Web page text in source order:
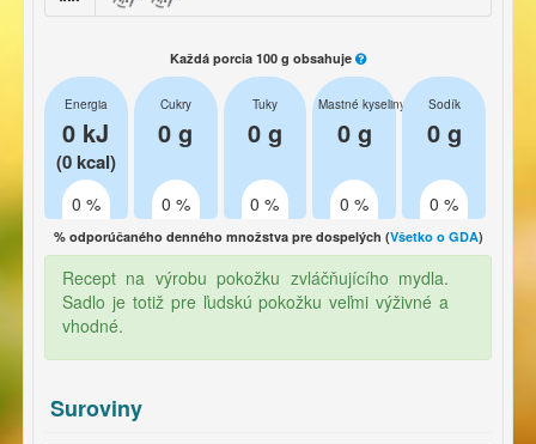
Každá porcia 100 g obsahuje
Energia
0 kJ
(0 kcal)
0 %
Cukry
0 g
0 %
Tuky
0 g
0 %
Mastné kyseliny
0 g
0 %
Sodík
0 g
0 %
% odporúčaného denného množstva pre dospelých (Všetko o GDA)
Recept na výrobu pokožku zvláčňujícího mydla.
Sadlo je totiž pre ľudskú pokožku veľmi výživné a
vhodné.
Suroviny